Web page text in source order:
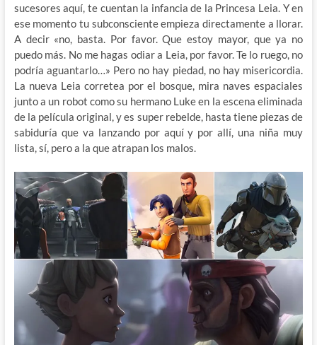
sucesores aquí, te cuentan la infancia de la Princesa Leia. Y en
ese momento tu subconsciente empieza directamente a llorar.
A decir «no, basta. Por favor. Que estoy mayor, que ya no
puedo más. No me hagas odiar a Leia, por favor. Te lo ruego, no
podría aguantarlo…» Pero no hay piedad, no hay misericordia.
La nueva Leia corretea por el bosque, mira naves espaciales
junto a un robot como su hermano Luke en la escena eliminada
de la película original, y es super rebelde, hasta tiene piezas de
sabiduría que va lanzando por aquí y por allí, una niña muy
lista, sí, pero a la que atrapan los malos.